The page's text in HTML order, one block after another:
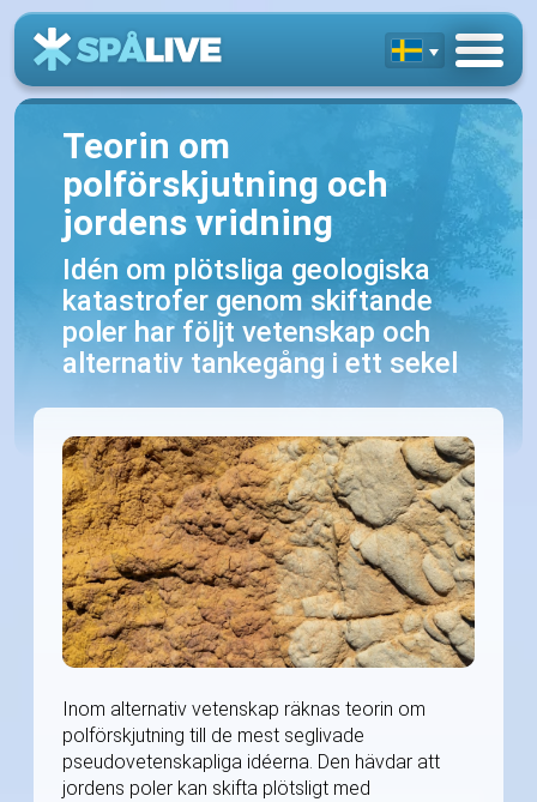
Teorin om
polförskjutning och
jordens vridning
Idén om plötsliga geologiska
katastrofer genom skiftande
poler har följt vetenskap och
alternativ tankegång i ett sekel
Inom alternativ vetenskap räknas teorin om
polförskjutning till de mest seglivade
pseudovetenskapliga idéerna. Den hävdar att
jordens poler kan skifta plötsligt med